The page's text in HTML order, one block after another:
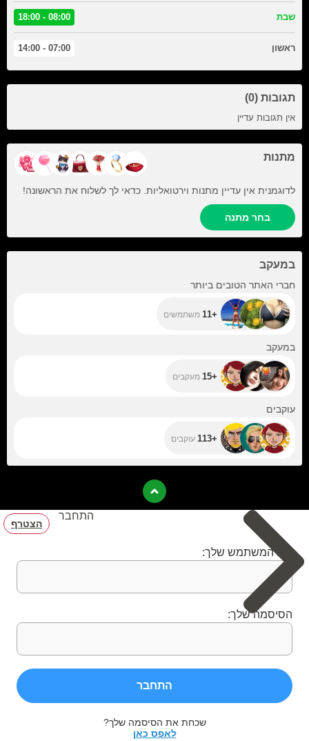
שבת 08:00 - 18:00
ראשון 07:00 - 14:00
תגובות (0)
אין תגובות עדיין
מתנות
לדוגמנית אין עדיין מתנות וירטואליות. כדאי לך לשלוח את הראשונה!
בחר מתנה
במעקב
חברי האתר הטובים ביותר
+11
+11 משתמשים
במעקב
+15 מעקבים
עוקבים
+113 עוקבים
התחבר
הצטרף
שם המשתמש שלך:
הסיסמה שלך:
התחבר
שכחת את הסיסמה שלך?
לאפס כאן